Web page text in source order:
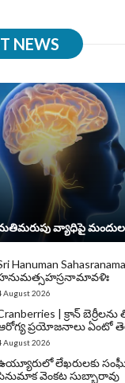
NEWS
వ్యాధిపై మందుల
Hanuman
August 2026
| క్రాన్ బెర్రీల‌ను
ప్రయోజనాలు ఏంటో
August 2026
లేఖరులకు
వెంకట సుబ్బారావు